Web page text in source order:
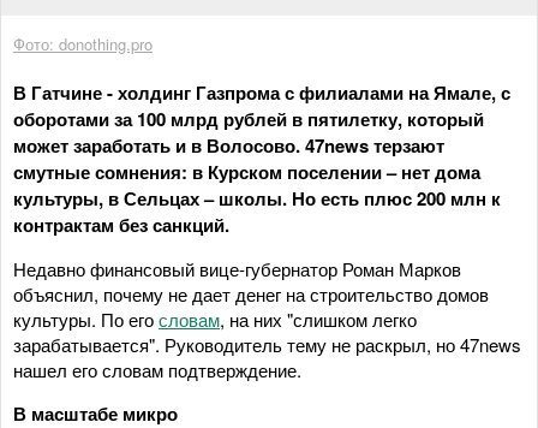
Фото: donothing.pro
В Гатчине - холдинг Газпрома с филиалами на Ямале, с
оборотами за 100 млрд рублей в пятилетку, который
может заработать и в Волосово. 47news терзают
смутные сомнения: в Курском поселении – нет дома
культуры, в Сельцах – школы. Но есть плюс 200 млн к
контрактам без санкций.
Недавно финансовый вице-губернатор Роман Марков
объяснил, почему не дает денег на строительство домов
культуры. По егословам, на них "слишком легко
зарабатывается". Руководитель тему не раскрыл, но 47news
нашел его словам подтверждение.
В масштабе микро